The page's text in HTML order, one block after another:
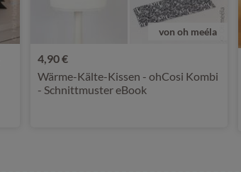
von oh meéla
4,90 €
Wärme-Kälte-Kissen - ohCosi Kombi
- Schnittmuster eBook